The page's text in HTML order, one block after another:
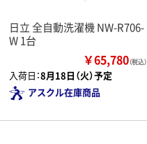
日立 全自動洗濯機 NW-R706-
W 1台
￥65,780（税込）
入荷日：8月18日（火）予定
アスクル在庫商品